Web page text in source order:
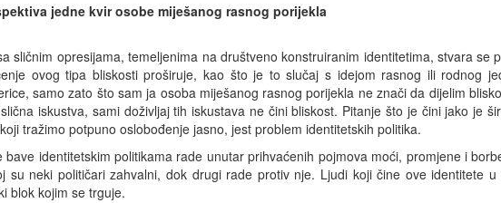
jedne kvir osobe miješanog rasnog porijekla
sličnim opresijama, temeljenima na društveno konstruiranim identitetima, stvara se
ovog tipa bliskosti proširuje, kao što je to slučaj s idejom rasnog ili rodnog
samo zato što sam ja osoba miješanog rasnog porijekla ne znači da dijelim
iskustva, sami doživljaj tih iskustava ne čini bliskost. Pitanje što je čini jako je
tražimo potpuno oslobođenje jasno, jest problem identitetskih politika.
identitetskim politikama rade unutar prihvaćenih pojmova moći, promjene i
su neki političari zahvalni, dok drugi rade protiv nje. Ljudi koji čine ove identitete
blok kojim se trguje.